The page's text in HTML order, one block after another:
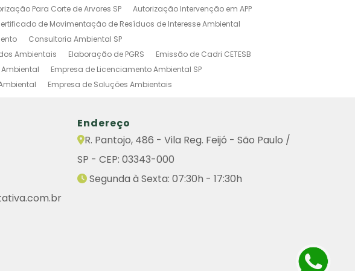
Para Corte de Arvores SP
Autorização Intervenção em APP
de Movimentação de Resíduos de Interesse Ambiental
Consultoria Ambiental SP
Ambientais Elaboração de PGRS
Emissão de Cadri CETESB
Empresa de Licenciamento Ambiental SP
Empresa de Soluções Ambientais
de Atividades Poluidoras
de Licenciamento Ambiental
Sistema de Gestão Ambiental
Empresas de Licenciamento Ambiental
Particular Laudo Ambiental
Remoção de Arvore
Endereço
R. Pantojo, 486 - Vila Reg. Feijó - São Paulo /
SP - CEP: 03343-000
Segunda à Sexta: 07:30h - 17:30h